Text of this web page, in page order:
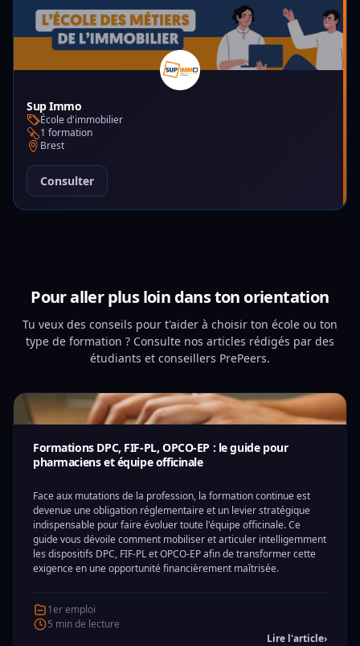
Sup Immo
École d'immobilier
1 formation
Brest
Consulter
Pour aller plus loin dans ton orientation
Tu veux des conseils pour t'aider à choisir ton école ou ton
type de formation ? Consulte nos articles rédigés par des
étudiants et conseillers PrePeers.
Formations DPC, FIF-PL, OPCO-EP : le guide pour
pharmaciens et équipe officinale
Face aux mutations de la profession, la formation continue est
devenue une obligation réglementaire et un levier stratégique
indispensable pour faire évoluer toute l'équipe officinale. Ce
guide vous dévoile comment mobiliser et articuler intelligemment
les dispositifs DPC, FIF-PL et OPCO-EP afin de transformer cette
exigence en une opportunité financièrement maîtrisée.
1er emploi
5 min de lecture
Lire l'article›